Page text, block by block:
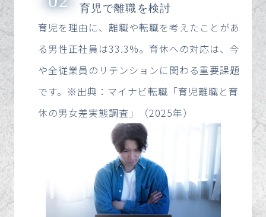
育児で離職を検討
育児を理由に、離職や転職を考えたことがあ
る男性正社員は33.3%。育休への対応は、今
や全従業員のリテンションに関わる重要課題
です。※出典：マイナビ転職「育児離職と育
休の男女差実態調査」（2025年）